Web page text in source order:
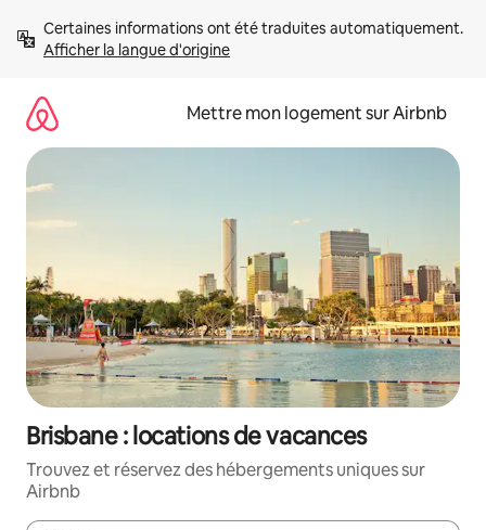
directement
Afficher la langue d'origine
Mettre mon logement sur Airbnb
Brisbane : locations de vacances
Trouvez et réservez des hébergements uniques sur
Airbnb